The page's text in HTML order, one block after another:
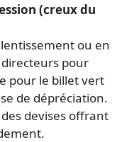
(creux du
ou en
directeurs pour
pour le billet vert
de dépréciation.
devises offrant